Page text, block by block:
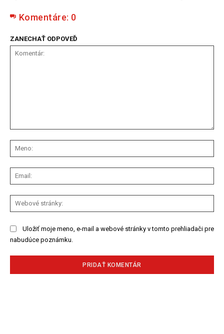
Komentáre: 0
ZANECHAŤ ODPOVEĎ
Uložiť moje meno, e-mail a webové stránky v tomto prehliadači pre
nabudúce poznámku.